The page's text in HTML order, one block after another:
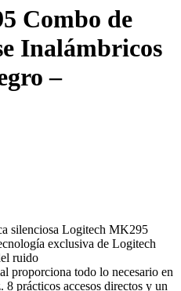
Combo de
Inalámbricos
–
silenciosa Logitech MK295
exclusiva de Logitech
ruido
proporciona todo lo necesario en
8 prácticos accesos directos y un